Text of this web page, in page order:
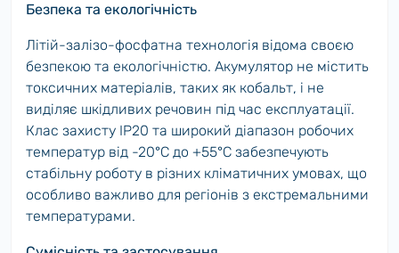
Безпека та екологічність
Літій-залізо-фосфатна технологія відома своєю
безпекою та екологічністю. Акумулятор не містить
токсичних матеріалів, таких як кобальт, і не
виділяє шкідливих речовин під час експлуатації.
Клас захисту IP20 та широкий діапазон робочих
температур від -20°C до +55°C забезпечують
стабільну роботу в різних кліматичних умовах, що
особливо важливо для регіонів з екстремальними
температурами.